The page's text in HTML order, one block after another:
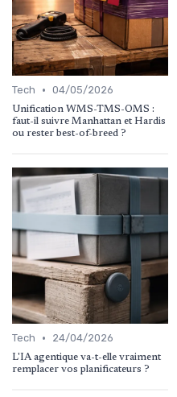
Tech • 04/05/2026
Unification WMS-TMS-OMS :
faut-il suivre Manhattan et Hardis
ou rester best-of-breed ?
Tech • 24/04/2026
L'IA agentique va-t-elle vraiment
remplacer vos planificateurs ?